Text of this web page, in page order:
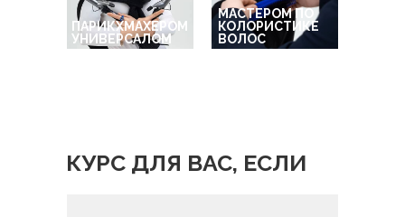
ПАРИКХМАХЕРОМ
УНИВЕРСАЛОМ
МАСТЕРОМ ПО
КОЛОРИСТИКЕ
ВОЛОС
КУРС ДЛЯ ВАС, ЕСЛИ